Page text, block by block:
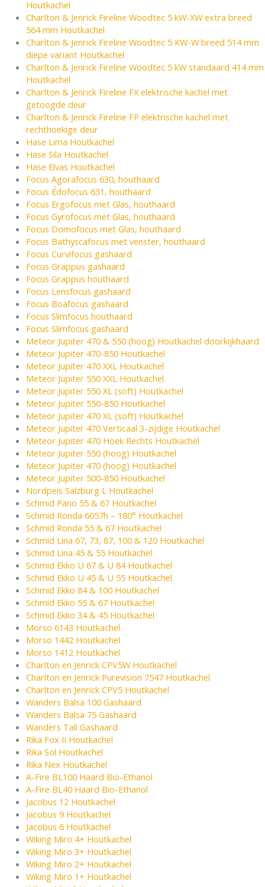
Houtkachel
Charlton & Jenrick Fireline Woodtec 5 kW-XW extra breed
564 mm Houtkachel
Charlton & Jenrick Fireline Woodtec 5 KW-W breed 514 mm
diepe variant Houtkachel
Charlton & Jenrick Fireline Woodtec 5 kW standaard 414 mm
Houtkachel
Charlton & Jenrick Fireline FX elektrische kachel met
getoogde deur
Charlton & Jenrick Fireline FP elektrische kachel met
rechthoekige deur
Hase Lima Houtkachel
Hase Sila Houtkachel
Hase Elvas Houtkachel
Focus Agorafocus 630, houthaard
Focus Édofocus 631, houthaard
Focus Ergofocus met Glas, houthaard
Focus Gyrofocus met Glas, houthaard
Focus Domofocus met Glas, houthaard
Focus Bathyscafocus met venster, houthaard
Focus Curvifocus gashaard
Focus Grappus gashaard
Focus Grappus houthaard
Focus Lensfocus gashaard
Focus Boafocus gashaard
Focus Slimfocus houthaard
Focus Slimfocus gashaard
Meteor Jupiter 470 & 550 (hoog) Houtkachel doorkijkhaard
Meteor Jupiter 470-850 Houtkachel
Meteor Jupiter 470 XXL Houtkachel
Meteor Jupiter 550 XXL Houtkachel
Meteor Jupiter 550 XL (soft) Houtkachel
Meteor Jupiter 550-850 Houtkachel
Meteor Jupiter 470 XL (soft) Houtkachel
Meteor Jupiter 470 Verticaal 3-zijdige Houtkachel
Meteor Jupiter 470 Hoek Rechts Houtkachel
Meteor Jupiter 550 (hoog) Houtkachel
Meteor Jupiter 470 (hoog) Houtkachel
Meteor Jupiter 500-850 Houtkachel
Nordpeis Salzburg L Houtkachel
Schmid Pano 55 & 67 Houtkachel
Schmid Ronda 6057h – 180° Houtkachel
Schmid Ronda 55 & 67 Houtkachel
Schmid Lina 67, 73, 87, 100 & 120 Houtkachel
Schmid Lina 45 & 55 Houtkachel
Schmid Ekko U 67 & U 84 Houtkachel
Schmid Ekko U 45 & U 55 Houtkachel
Schmid Ekko 84 & 100 Houtkachel
Schmid Ekko 55 & 67 Houtkachel
Schmid Ekko 34 & 45 Houtkachel
Morso 6143 Houtkachel
Morso 1442 Houtkachel
Morso 1412 Houtkachel
Charlton en Jenrick CPV5W Houtkachel
Charlton en Jenrick Purevision 7547 Houtkachel
Charlton en Jenrick CPV5 Houtkachel
Wanders Balsa 100 Gashaard
Wanders Balsa 75 Gashaard
Wanders Tali Gashaard
Rika Fox II Houtkachel
Rika Sol Houtkachel
Rika Nex Houtkachel
A-Fire BL100 Haard Bio-Ethanol
A-Fire BL40 Haard Bio-Ethanol
Jacobus 12 Houtkachel
Jacobus 9 Houtkachel
Jacobus 6 Houtkachel
Wiking Miro 4+ Houtkachel
Wiking Miro 3+ Houtkachel
Wiking Miro 2+ Houtkachel
Wiking Miro 1+ Houtkachel